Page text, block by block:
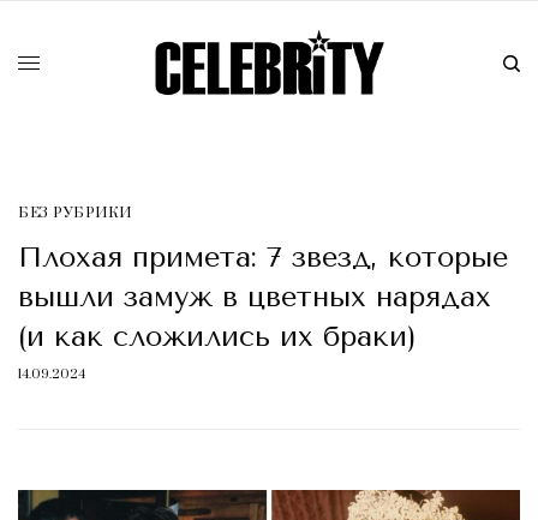
БЕЗ РУБРИКИ
Плохая примета: 7 звезд, которые
вышли замуж в цветных нарядах
(и как сложились их браки)
14.09.2024